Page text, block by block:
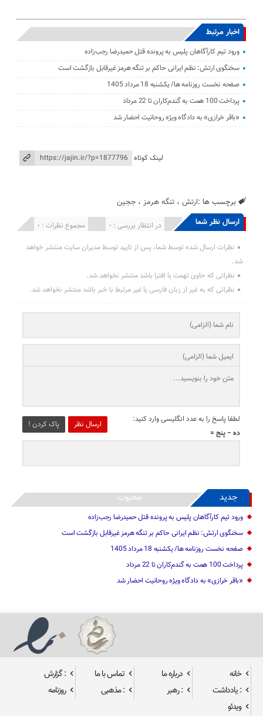
اخبار مرتبط
ورود تیم کارآگاهان پلیس به پرونده قتل حمیدرضا رجب‌زاده
سخنگوی ارتش: نظم ایرانی حاکم بر تنگه هرمز غیرقابل بازگشت است
صفحه نخست روزنامه ها/ یکشنبه 18 مرداد 1405
پرداخت 100 همت به گندم‌کاران تا 22 مرداد
«باقر خرازی» به دادگاه ویژه روحانیت احضار شد
لینک کوتاه
برچسب ها :ارتش ،تنگه هرمز ،ججین
ارسال نظر شما مجموع نظرات : 0 در انتظار بررسی : 0 انتشار یافته : 0
نظرات ارسال شده توسط شما، پس از تایید توسط مدیران سایت منتشر خواهد
شد.
نظراتی که حاوی تهمت یا افترا باشد منتشر نخواهد شد.
نظراتی که به غیر از زبان فارسی یا غیر مرتبط با خبر باشد منتشر نخواهد شد.
ارسال نظر پاک کردن !
لطفا پاسخ را به عدد انگلیسی وارد کنید:
ده − پنج =
جدید محبوب
ورود تیم کارآگاهان پلیس به پرونده قتل حمیدرضا رجب‌زاده
سخنگوی ارتش: نظم ایرانی حاکم بر تنگه هرمز غیرقابل بازگشت است
صفحه نخست روزنامه ها/ یکشنبه 18 مرداد 1405
پرداخت 100 همت به گندم‌کاران تا 22 مرداد
«باقر خرازی» به دادگاه ویژه روحانیت احضار شد
خانه درباره ما تماس با ما
: گزارش
: یادداشت
: رهبر : مذهبی
روزنامه
ویدئو